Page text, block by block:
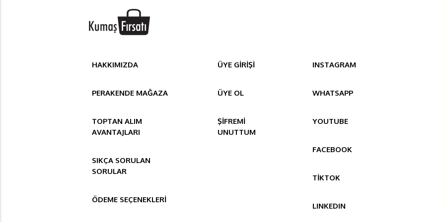
HAKKIMIZDA
PERAKENDE MAĞAZA
TOPTAN ALIM
AVANTAJLARI
SIKÇA SORULAN
SORULAR
ÖDEME SEÇENEKLERİ
ÜYE GİRİŞİ
ÜYE OL
ŞİFREMİ
UNUTTUM
INSTAGRAM
WHATSAPP
YOUTUBE
FACEBOOK
TİKTOK
LINKEDIN